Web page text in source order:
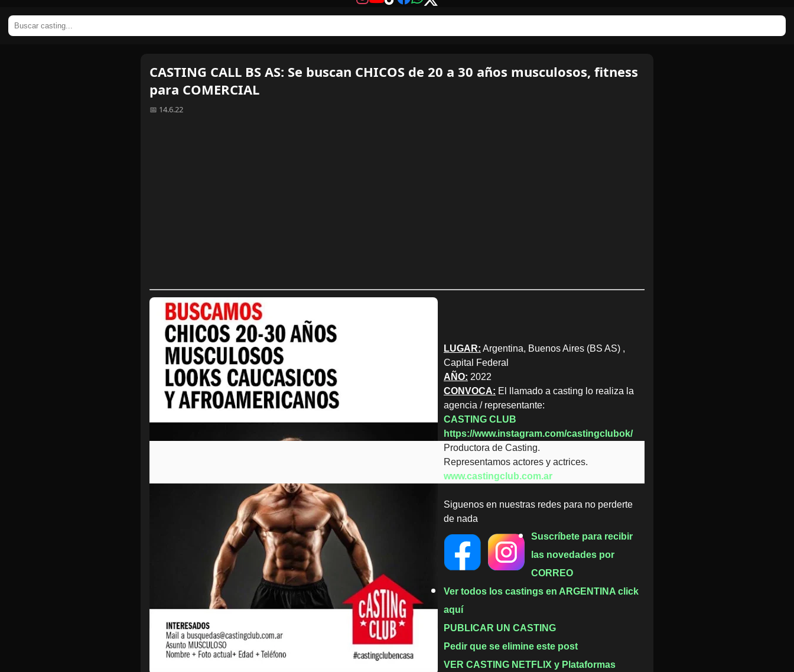
CASTING CALL BS AS: Se buscan CHICOS de 20 a 30 años musculosos, fitness
para COMERCIAL
📅 14.6.22
LUGAR: Argentina, Buenos Aires (BS AS) ,
Capital Federal
AÑO: 2022
CONVOCA: El llamado a casting lo realiza la
agencia / representante:
CASTING CLUB
https://www.instagram.com/castingclubok/
Productora de Casting.
Representamos actores y actrices.
www.castingclub.com.ar
Siguenos en nuestras redes para no perderte
de nada
Suscríbete para recibir
las novedades por
CORREO
Ver todos los castings en ARGENTINA click
aquí
PUBLICAR UN CASTING
Pedir que se elimine este post
VER CASTING NETFLIX y Plataformas